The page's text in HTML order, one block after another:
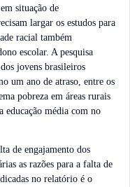
situação de
largar os estudos para
racial também
escolar. A pesquisa
jovens brasileiros
um ano de atraso, entre os
pobreza em áreas rurais
educação média com no
de engajamento dos
as razões para a falta de
no relatório é o